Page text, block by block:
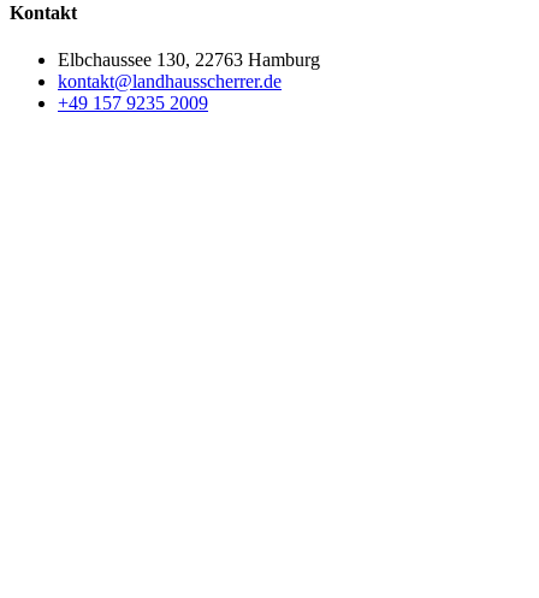
Kontakt
Elbchaussee 130, 22763 Hamburg
kontakt@landhausscherrer.de
+49 157 9235 2009